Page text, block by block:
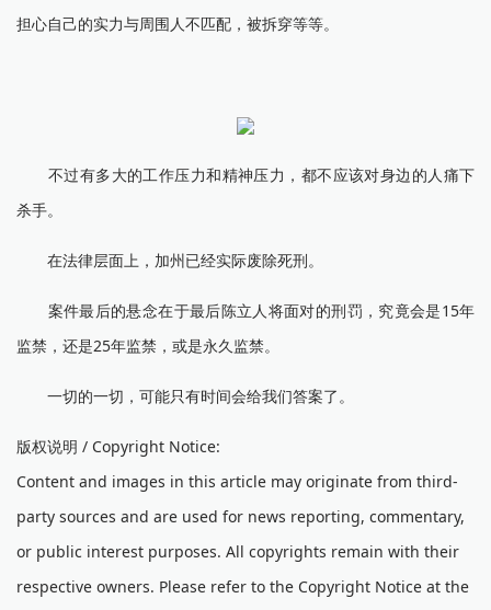
担心自己的实力与周围人不匹配，被拆穿等等。
不过有多大的工作压力和精神压力，都不应该对身边的人痛下
杀手。
在法律层面上，加州已经实际废除死刑。
案件最后的悬念在于最后陈立人将面对的刑罚，究竟会是15年
监禁，还是25年监禁，或是永久监禁。
一切的一切，可能只有时间会给我们答案了。
版权说明 / Copyright Notice:
Content and images in this article may originate from third-
party sources and are used for news reporting, commentary,
or public interest purposes. All copyrights remain with their
respective owners. Please refer to the Copyright Notice at the